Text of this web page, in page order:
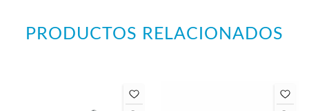
PRODUCTOS RELACIONADOS